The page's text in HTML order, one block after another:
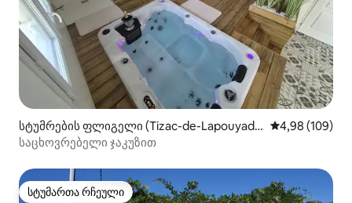
სტუმრების ფლიგელი (Tizac-de-Lapouyad
e)
საშუალო
4,98 (109)
საცხოვრებელი ჯაკუზით
სტუმართა რჩეული
სტუმართა რჩეული